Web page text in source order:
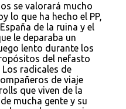
se valorará mucho
lo que ha hecho el PP,
de la ruina y el
le deparaba un
lento durante los
del nefasto
radicales de
de viaje
que viven de la
mucha gente y su